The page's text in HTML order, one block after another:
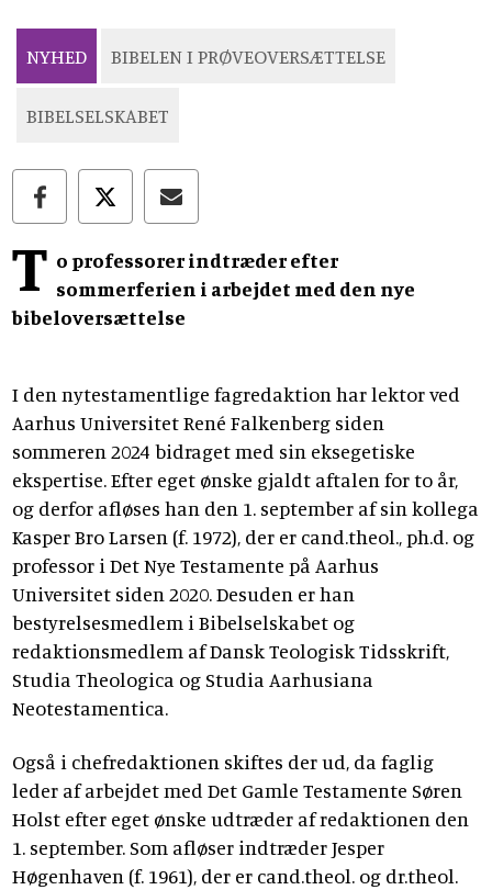
NYHED BIBELEN I PRØVEOVERSÆTTELSE
BIBELSELSKABET
T o professorer indtræder efter
sommerferien i arbejdet med den nye
bibeloversættelse
I den nytestamentlige fagredaktion har lektor ved
Aarhus Universitet René Falkenberg siden
sommeren 2024 bidraget med sin eksegetiske
ekspertise. Efter eget ønske gjaldt aftalen for to år,
og derfor afløses han den 1. september af sin kollega
Kasper Bro Larsen (f. 1972), der er cand.theol., ph.d. og
professor i Det Nye Testamente på Aarhus
Universitet siden 2020. Desuden er han
bestyrelsesmedlem i Bibelselskabet og
redaktionsmedlem af Dansk Teologisk Tidsskrift,
Studia Theologica og Studia Aarhusiana
Neotestamentica.
Også i chefredaktionen skiftes der ud, da faglig
leder af arbejdet med Det Gamle Testamente Søren
Holst efter eget ønske udtræder af redaktionen den
1. september. Som afløser indtræder Jesper
Høgenhaven (f. 1961), der er cand.theol. og dr.theol.